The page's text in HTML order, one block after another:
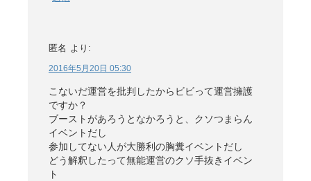
匿名 より:
2016年5月20日 05:30
こないだ運営を批判したからビビって運営擁護
ですか？
ブーストがあろうとなかろうと、クソつまらん
イベントだし
参加してない人が大勝利の胸糞イベントだし
どう解釈したって無能運営のクソ手抜きイベン
ト